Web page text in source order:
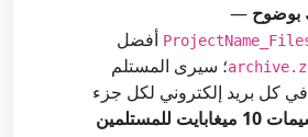
بوضوح —
أفضل
؛ سيرى المستلم
كل بريد إلكتروني لكل جزء
استخدم تقسيمات 10 ميغابايت للمستلمين